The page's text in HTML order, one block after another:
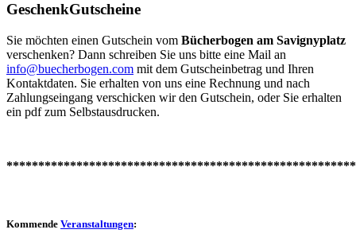
GeschenkGutscheine
Sie möchten einen Gutschein vom Bücherbogen am Savignyplatz
verschenken? Dann schreiben Sie uns bitte eine Mail an
info@buecherbogen.com mit dem Gutscheinbetrag und Ihren
Kontaktdaten. Sie erhalten von uns eine Rechnung und nach
Zahlungseingang verschicken wir den Gutschein, oder Sie erhalten
ein pdf zum Selbstausdrucken.
Kommende Veranstaltungen: